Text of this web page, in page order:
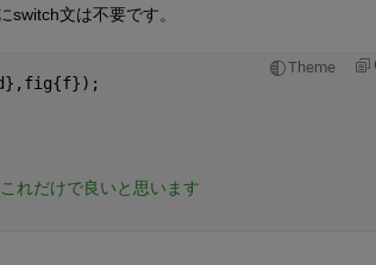
文は不要です。
Theme
れだけで良いと思います